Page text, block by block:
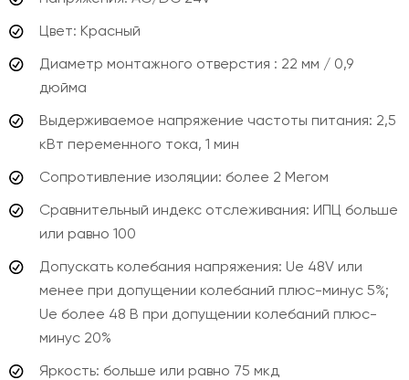
Цвет: Красный
Диаметр монтажного отверстия : 22 мм / 0,9
дюйма
Выдерживаемое напряжение частоты питания: 2,5
кВт переменного тока, 1 мин
Сопротивление изоляции: более 2 Мегом
Сравнительный индекс отслеживания: ИПЦ больше
или равно 100
Допускать колебания напряжения: Ue 48V или
менее при допущении колебаний плюс-минус 5%;
Ue более 48 В при допущении колебаний плюс-
минус 20%
Яркость: больше или равно 75 мкд